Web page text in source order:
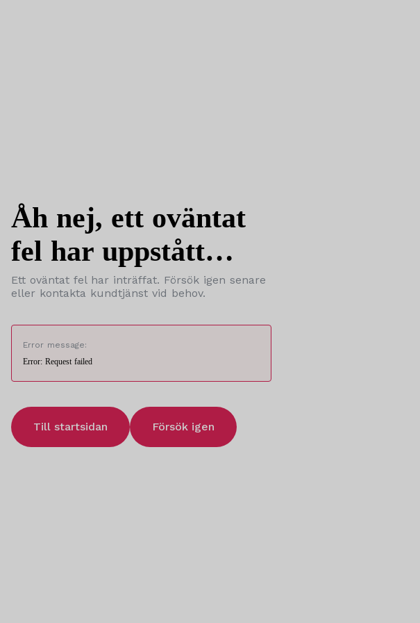
Åh nej, ett oväntat
fel har uppstått…
Ett oväntat fel har inträffat. Försök igen senare
eller kontakta kundtjänst vid behov.
Error message:
Error: Request failed
Till startsidan Försök igen